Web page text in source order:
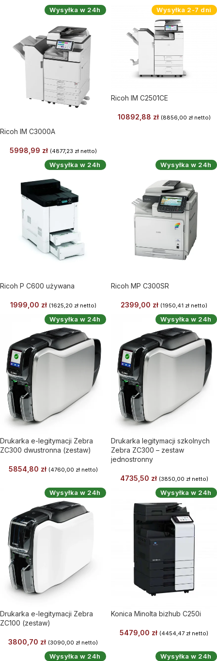
Wysyłka w 24h
Ricoh IM C3000A
5998,99 zł (4877,23 złnetto)
Wysyłka 2-7 dni
Ricoh IM C2501CE
10892,88 zł (8856,00 złnetto)
Wysyłka w 24h
Ricoh P C600 używana
1999,00 zł (1625,20 złnetto)
Wysyłka w 24h
Ricoh MP C300SR
2399,00 zł (1950,41 zł netto)
Wysyłka w 24h
Drukarka e-legitymacji Zebra
ZC300 dwustronna (zestaw)
5854,80 zł (4760,00 złnetto)
Wysyłka w 24h
Drukarka legitymacji szkolnych
Zebra ZC300 – zestaw
jednostronny
4735,50 zł (3850,00 złnetto)
Wysyłka w 24h
Drukarka e-legitymacji Zebra
ZC100 (zestaw)
3800,70 zł (3090,00 zł netto)
Wysyłka w 24h
Konica Minolta bizhub C250i
5479,00 zł (4454,47 zł netto)
Wysyłka w 24h Wysyłka w 24h